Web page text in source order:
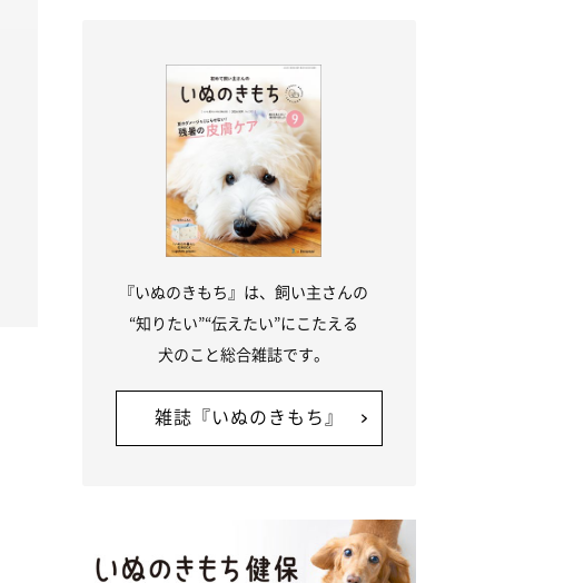
『いぬのきもち』は、飼い主さんの
“知りたい”“伝えたい”にこたえる
犬のこと総合雑誌です。
雑誌『いぬのきもち』